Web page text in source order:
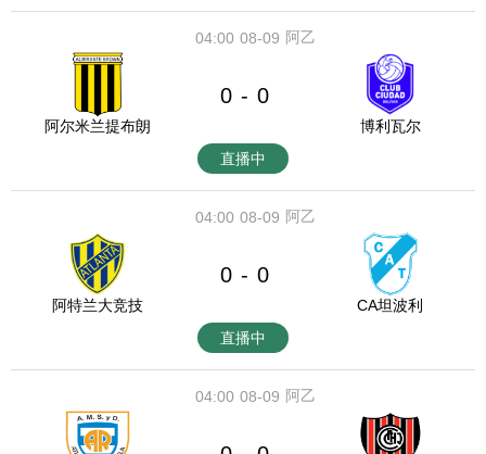
08-09
04:00 阿乙
阿尔米兰提布朗
0 - 0
博利瓦尔
直播中
08-09
04:00 阿乙
阿特兰大竞技
0 - 0
CA坦波利
直播中
08-09
04:00 阿乙